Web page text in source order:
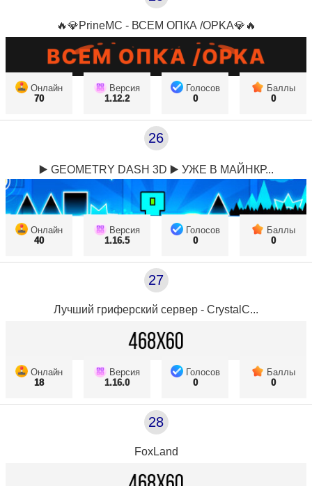
🔥💎PrineMC - ВСЕМ ОПКА /OPKA💎🔥
Онлайн
70
Версия
1.12.2
Голосов
0
Баллы
0
26
▶️ GEOMETRY DASH 3D ▶️ УЖЕ В МАЙНКР...
Онлайн
40
Версия
1.16.5
Голосов
0
Баллы
0
27
Лучший гриферский сервер - CrystalC...
Онлайн
18
Версия
1.16.0
Голосов
0
Баллы
0
28
FoxLand